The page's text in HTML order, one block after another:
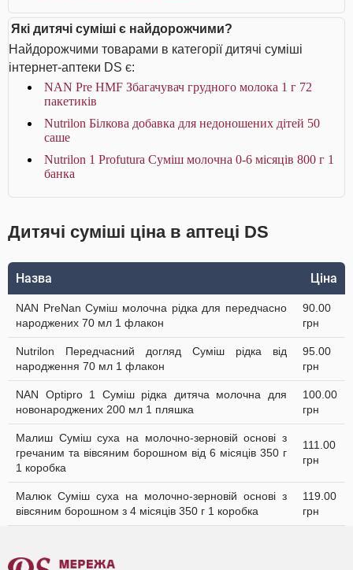
Які дитячі суміші є найдорожчими?
Найдорожчими товарами в категорії дитячі суміші
інтернет-аптеки DS є:
NAN Pre HMF Збагачувач грудного молока 1 г 72
пакетиків
Nutrilon Білкова добавка для недоношених дітей 50
саше
Nutrilon 1 Profutura Суміш молочна 0-6 місяців 800 г 1
банка
Дитячі суміші ціна в аптеці DS
Назва Ціна
NAN PreNan Суміш молочна рідка для передчасно
народжених 70 мл 1 флакон
90.00
грн
Nutrilon Передчасний догляд Суміш рідка від
народження 70 мл 1 флакон
95.00
грн
NAN Optipro 1 Суміш рідка дитяча молочна для
новонароджених 200 мл 1 пляшка
100.00
грн
Малиш Суміш суха на молочно-зерновій основі з
гречаним та вівсяним борошном від 6 місяців 350 г
1 коробка
111.00
грн
Малюк Суміш суха на молочно-зерновій основі з
вівсяним борошном з 4 місяців 350 г 1 коробка
119.00
грн